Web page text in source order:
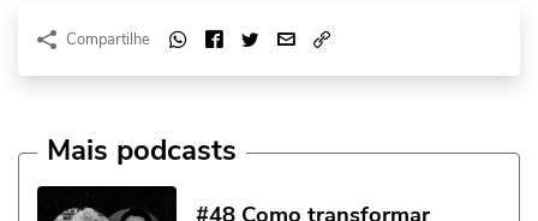
Compartilhe
Mais podcasts
#48 Como transformar